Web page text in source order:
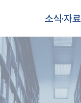
소식·자료